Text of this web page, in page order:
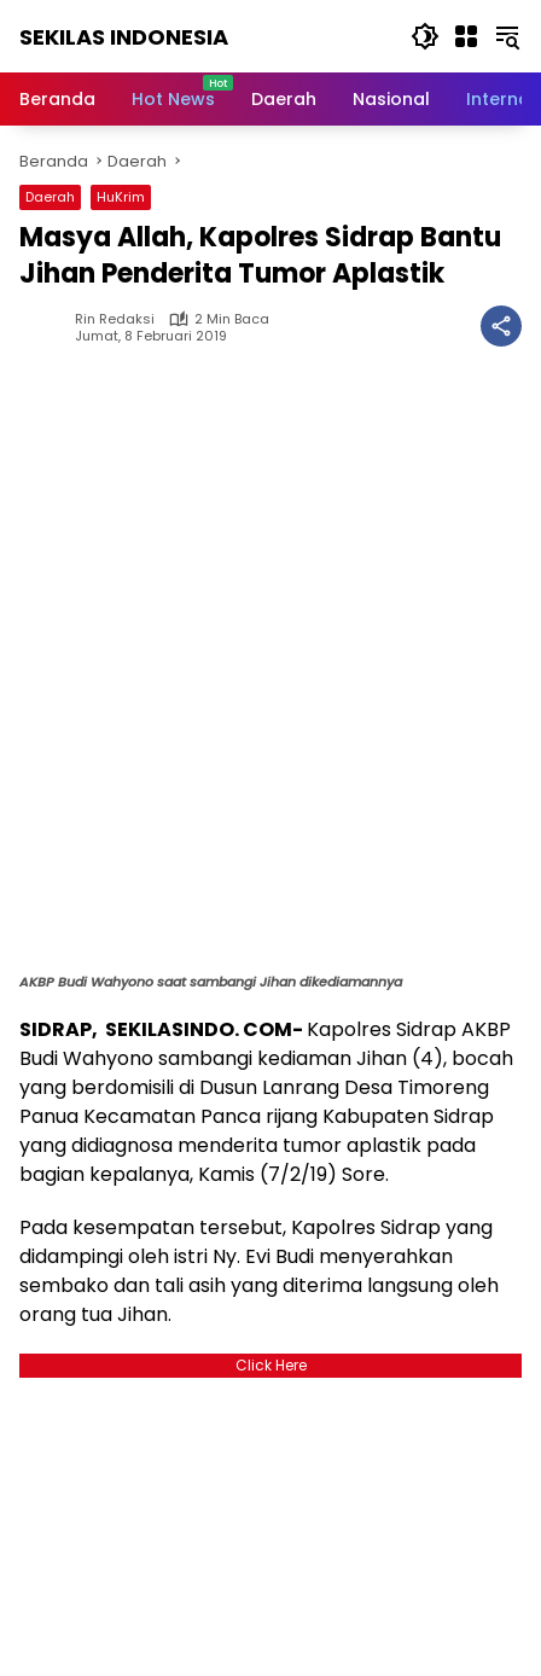
SEKILAS INDONESIA
Terkini,
Latest
World,
Headlines,
News
Today
Beranda Hot News Daerah Nasional
Beranda Daerah
Daerah HuKrim
Masya Allah, Kapolres Sidrap Bantu
Jihan Penderita Tumor Aplastik
Rin Redaksi
2 Min Baca
Jumat, 8 Februari 2019
AKBP Budi Wahyono saat sambangi Jihan dikediamannya
SIDRAP, SEKILASINDO. COM- Kapolres Sidrap AKBP
Budi Wahyono sambangi kediaman Jihan (4), bocah
yang berdomisili di Dusun Lanrang Desa Timoreng
Panua Kecamatan Panca rijang Kabupaten Sidrap
yang didiagnosa menderita tumor aplastik pada
bagian kepalanya, Kamis (7/2/19) Sore.
Pada kesempatan tersebut, Kapolres Sidrap yang
didampingi oleh istri Ny. Evi Budi menyerahkan
sembako dan tali asih yang diterima langsung oleh
orang tua Jihan.
Click Here